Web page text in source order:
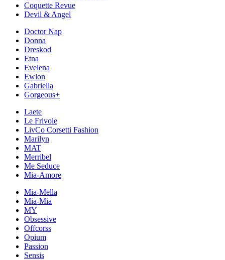
Coquette Revue
Devil & Angel
Doctor Nap
Donna
Dreskod
Etna
Evelena
Ewlon
Gabriella
Gorgeous+
Laete
Le Frivole
LivCo Corsetti Fashion
Marilyn
MAT
Merribel
Me Seduce
Mia-Amore
Mia-Mella
Mia-Mia
MY
Obsessive
Offcorss
Opium
Passion
Sensis